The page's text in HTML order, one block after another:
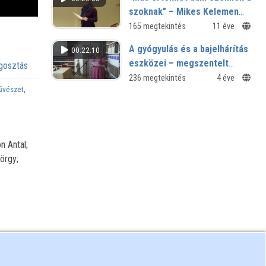
,
Antal;
szoknak" – Mikes Kelemen
szóhasználata
165 megtekintés 11 éve
00:22:10
A gyógyulás és a bajelhárítás
eszközei – megszentelt
szövegek a 17–18. századból
236 megtekintés 4 éve